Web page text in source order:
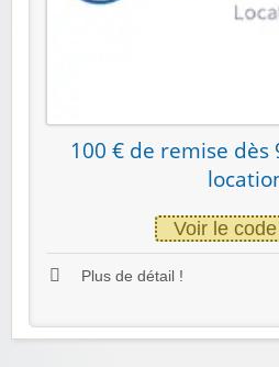
100 € de remise dès
Voir le code
Plus de détail !